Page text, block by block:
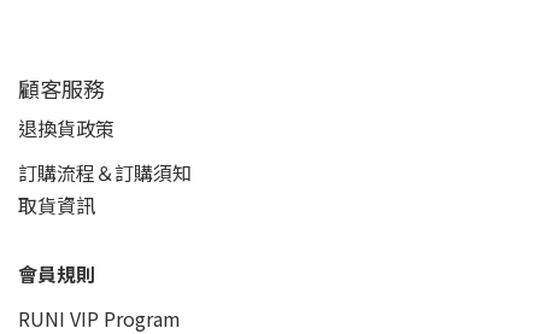
顧客服務
退換貨政策
訂購流程＆訂購須知
取貨資訊
會員規則
RUNI VIP Program